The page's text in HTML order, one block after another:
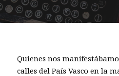
Quienes nos
calles del País Vasco en la